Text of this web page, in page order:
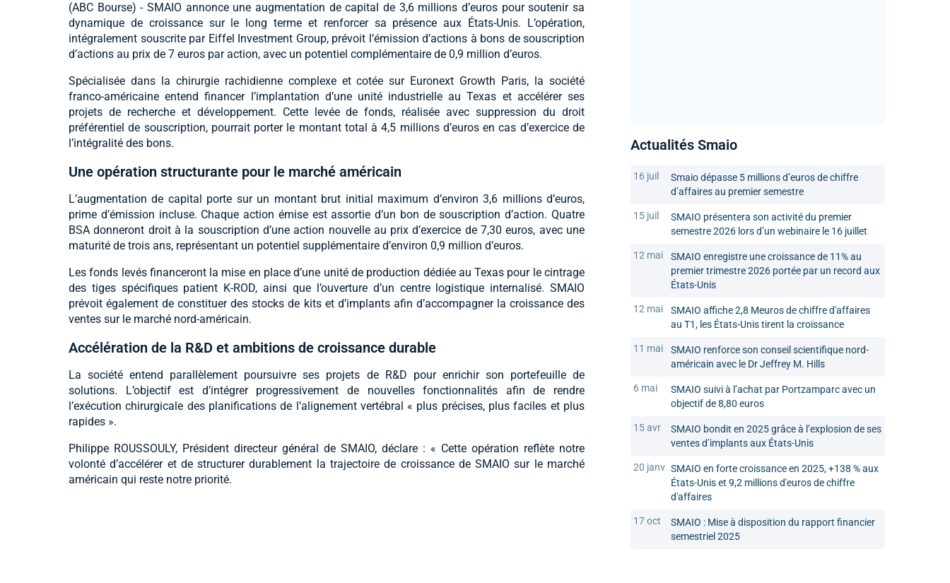
(ABC Bourse) - SMAIO annonce une augmentation de capital de 3,6 millions d’euros pour soutenir sa
dynamique de croissance sur le long terme et renforcer sa présence aux États-Unis. L’opération,
intégralement souscrite par Eiffel Investment Group, prévoit l’émission d’actions à bons de souscription
d’actions au prix de 7 euros par action, avec un potentiel complémentaire de 0,9 million d’euros.
Spécialisée dans la chirurgie rachidienne complexe et cotée sur Euronext Growth Paris, la société
franco-américaine entend financer l’implantation d’une unité industrielle au Texas et accélérer ses
projets de recherche et développement. Cette levée de fonds, réalisée avec suppression du droit
préférentiel de souscription, pourrait porter le montant total à 4,5 millions d’euros en cas d’exercice de
l’intégralité des bons.
Une opération structurante pour le marché américain
L’augmentation de capital porte sur un montant brut initial maximum d’environ 3,6 millions d’euros,
prime d’émission incluse. Chaque action émise est assortie d’un bon de souscription d’action. Quatre
BSA donneront droit à la souscription d’une action nouvelle au prix d’exercice de 7,30 euros, avec une
maturité de trois ans, représentant un potentiel supplémentaire d’environ 0,9 million d’euros.
Les fonds levés financeront la mise en place d’une unité de production dédiée au Texas pour le cintrage
des tiges spécifiques patient K-ROD, ainsi que l’ouverture d’un centre logistique internalisé. SMAIO
prévoit également de constituer des stocks de kits et d’implants afin d’accompagner la croissance des
ventes sur le marché nord-américain.
Accélération de la R&D et ambitions de croissance durable
La société entend parallèlement poursuivre ses projets de R&D pour enrichir son portefeuille de
solutions. L’objectif est d’intégrer progressivement de nouvelles fonctionnalités afin de rendre
l’exécution chirurgicale des planifications de l’alignement vertébral « plus précises, plus faciles et plus
rapides ».
Philippe ROUSSOULY, Président directeur général de SMAIO, déclare : « Cette opération reflète notre
volonté d’accélérer et de structurer durablement la trajectoire de croissance de SMAIO sur le marché
américain qui reste notre priorité.
Actualités Smaio
16 juil
Smaio dépasse 5 millions d’euros de chiffre
d’affaires au premier semestre
15 juil
SMAIO présentera son activité du premier
semestre 2026 lors d’un webinaire le 16 juillet
12 mai
SMAIO enregistre une croissance de 11% au
premier trimestre 2026 portée par un record aux
États-Unis
12 mai
SMAIO affiche 2,8 Meuros de chiffre d'affaires
au T1, les États-Unis tirent la croissance
11 mai
SMAIO renforce son conseil scientifique nord-
américain avec le Dr Jeffrey M. Hills
6 mai
SMAIO suivi à l’achat par Portzamparc avec un
objectif de 8,80 euros
15 avr
SMAIO bondit en 2025 grâce à l’explosion de ses
ventes d’implants aux États-Unis
20 janv SMAIO en forte croissance en 2025, +138 % aux
États-Unis et 9,2 millions d'euros de chiffre
d'affaires
17 oct
SMAIO : Mise à disposition du rapport financier
semestriel 2025